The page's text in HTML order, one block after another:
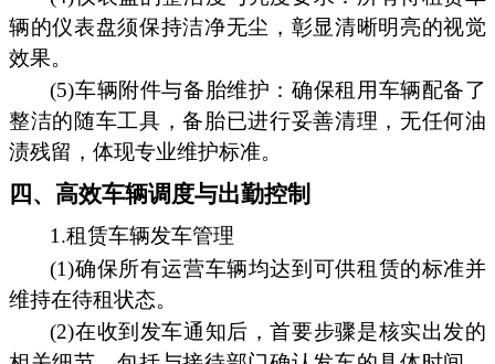
辆的仪表盘须保持洁净无尘，彰显清晰明亮的视觉
效果。
(5)车辆附件与备胎维护：确保租用车辆配备了
整洁的随车工具，备胎已进行妥善清理，无任何油
渍残留，体现专业维护标准。
四、高效车辆调度与出勤控制
1.租赁车辆发车管理
(1)确保所有运营车辆均达到可供租赁的标准并
维持在待租状态。
(2)在收到发车通知后，首要步骤是核实出发的